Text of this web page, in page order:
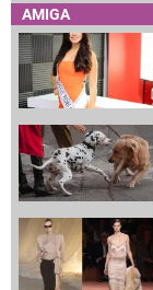
AMIGA